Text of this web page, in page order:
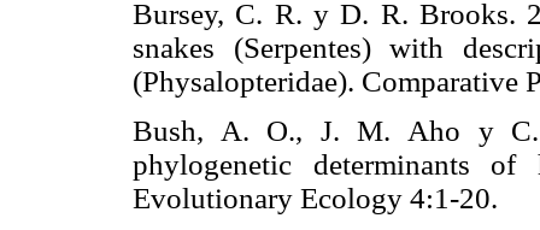
Bursey, C. R. y D. R. Brooks.
snakes (Serpentes) with
(Physalopteridae).
Bush, A. O., J. M. Aho y C.
phylogenetic determinants of
Evolutionary Ecology 4:1-